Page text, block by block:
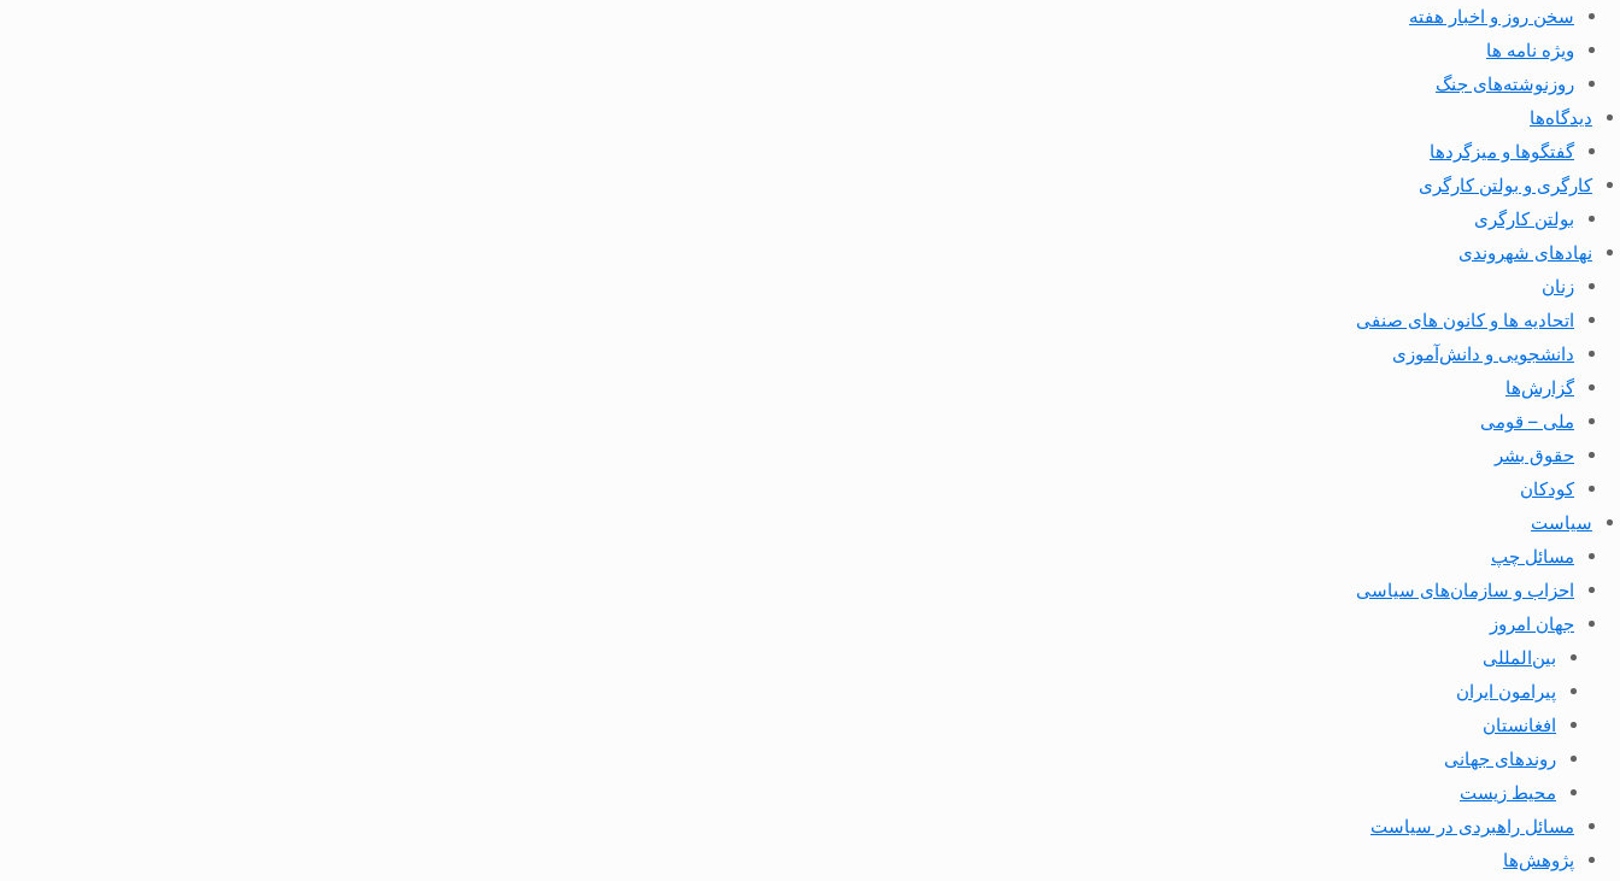
سخن روز و اخبار هفته
ویژه نامه ها
روزنوشته‌های جنگ
دیدگاه‌ها
گفتگوها و میزگردها
کارگری و بولتن کارگری
بولتن کارگری
نهادهای شهروندی
زنان
اتحادیه ها و کانون های صنفی
دانشجویی و دانش‌آموزی
گزارش‌ها
ملی – قومی
حقوق بشر
کودکان
سیاست
مسائل چپ
احزاب و سازمان‌های سیاسی
جهان امروز
بین‌المللی
پیرامون ایران
افغانستان
روندهای جهانی
محیط زیست
مسائل راهبردی در سیاست
پژوهش‌ها